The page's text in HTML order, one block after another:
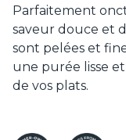
Parfaitement
saveur douce et
sont pelées et
une purée lisse
de vos plats.